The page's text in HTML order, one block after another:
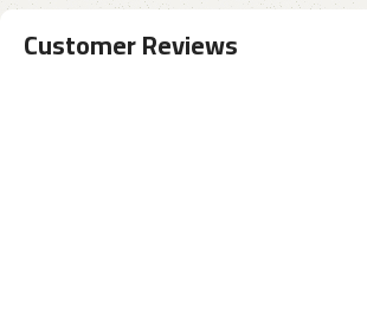
Customer Reviews